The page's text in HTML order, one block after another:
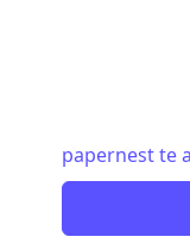
papernest te